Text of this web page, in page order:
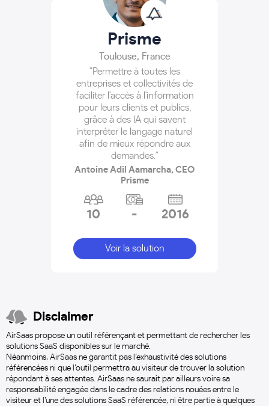
Prisme
Toulouse, France
"Permettre à toutes les
entreprises et collectivités de
faciliter l'accès à l'information
pour leurs clients et publics,
grâce à des IA qui savent
interpréter le langage naturel
afin de mieux répondre aux
demandes."
Antoine Adil Aamarcha, CEO
Prisme
10 - 2016
Voir la solution
Disclaimer
AirSaas propose un outil référençant et permettant de rechercher les
solutions SaaS disponibles sur le marché.
Néanmoins, AirSaas ne garantit pas l’exhaustivité des solutions
référencées ni que l’outil permettra au visiteur de trouver la solution
répondant à ses attentes. AirSaas ne saurait par ailleurs voire sa
responsabilité engagée dans le cadre des relations nouées entre le
visiteur et l’une des solutions SaaS référencée, ni être partie à quelques